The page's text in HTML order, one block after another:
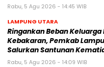
Rabu, 5 Agu 2026 - 14:45 WIB
LAMPUNG UTARA
Ringankan Beban Keluarga
Kebakaran, Pemkab
Salurkan Santunan
Rabu, 5 Agu 2026 - 14:09 WIB